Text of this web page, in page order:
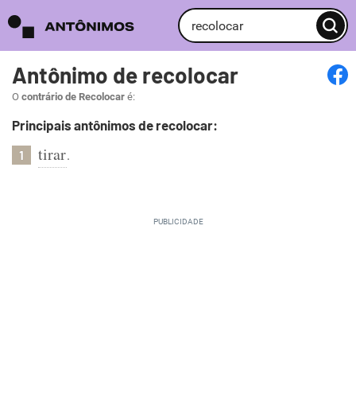
Antônimo de recolocar
O contrário de Recolocar é:
Principais antônimos de recolocar:
1 tirar.